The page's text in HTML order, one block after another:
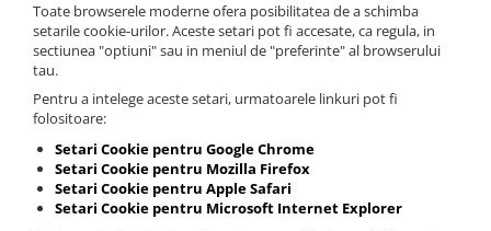
Toate browserele moderne ofera posibilitatea de a schimba
setarile cookie-urilor. Aceste setari pot fi accesate, ca regula, in
sectiunea "optiuni" sau in meniul de "preferinte" al browserului
tau.
Pentru a intelege aceste setari, urmatoarele linkuri pot fi
folositoare:
Setari Cookie pentru Google Chrome
Setari Cookie pentru Mozilla Firefox
Setari Cookie pentru Apple Safari
Setari Cookie pentru Microsoft Internet Explorer